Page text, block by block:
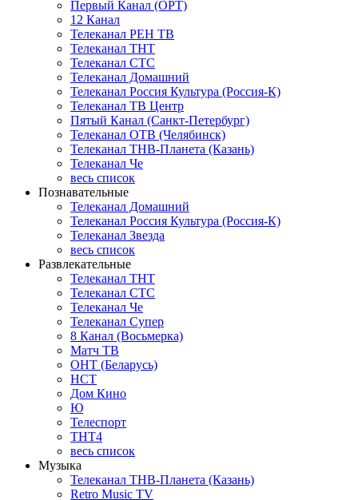
Первый Канал (ОРТ)
12 Канал
Телеканал РЕН ТВ
Телеканал ТНТ
Телеканал СТС
Телеканал Домашний
Телеканал Россия Культура (Россия-К)
Телеканал ТВ Центр
Пятый Канал (Санкт-Петербург)
Телеканал ОТВ (Челябинск)
Телеканал ТНВ-Планета (Казань)
Телеканал Че
весь список
Познавательные
Телеканал Домашний
Телеканал Россия Культура (Россия-К)
Телеканал Звезда
весь список
Развлекательные
Телеканал ТНТ
Телеканал СТС
Телеканал Че
Телеканал Супер
8 Канал (Восьмерка)
Матч ТВ
ОНТ (Беларусь)
НСТ
Дом Кино
Ю
Телеспорт
ТНТ4
весь список
Музыка
Телеканал ТНВ-Планета (Казань)
Retro Music TV